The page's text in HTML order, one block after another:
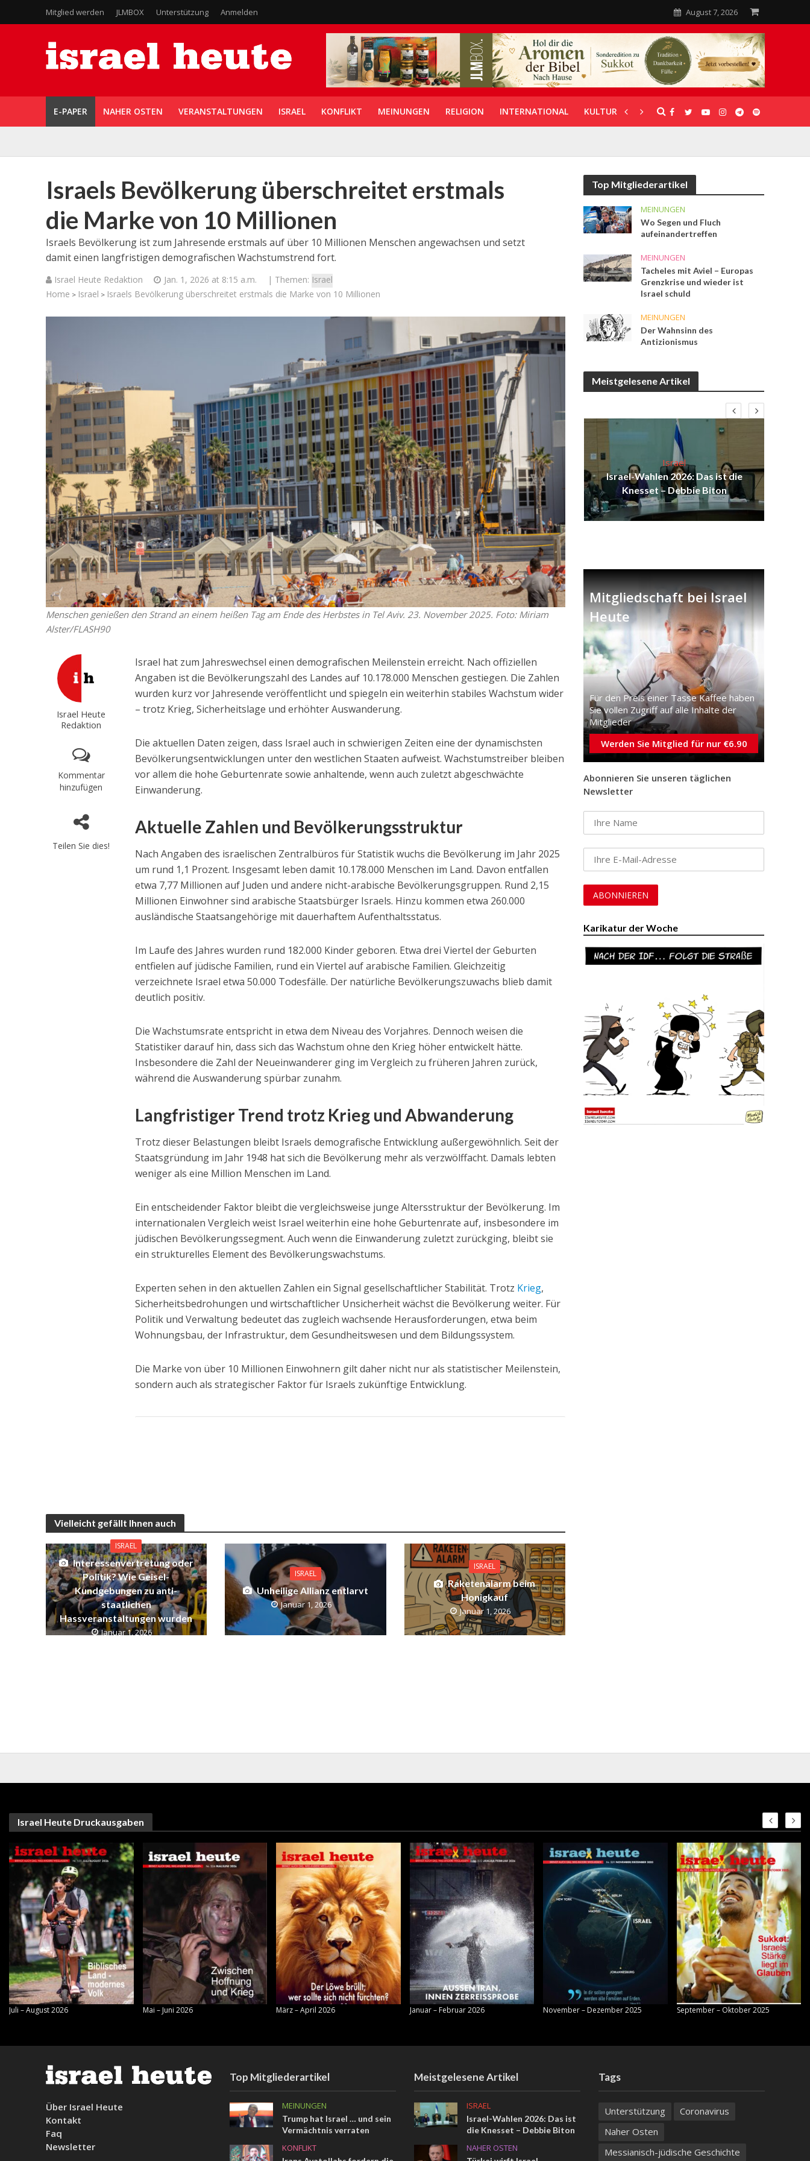
Mitglied werden JLMBOX Unterstützung Anmelden August 7, 2026
E-PAPER NAHER OSTEN VERANSTALTUNGEN ISRAEL KONFLIKT MEINUNGEN RELIGION INTERNATIONAL KULTUR UNTERSTÜTZUNG
Israels Bevölkerung überschreitet erstmals
die Marke von 10 Millionen
Israels Bevölkerung ist zum Jahresende erstmals auf über 10 Millionen Menschen angewachsen und setzt
damit einen langfristigen demografischen Wachstumstrend fort.
Israel Heute Redaktion Jan. 1, 2026 at 8:15 a.m. | Themen: Israel
Home > Israel > Israels Bevölkerung überschreitet erstmals die Marke von 10 Millionen
Menschen genießen den Strand an einem heißen Tag am Ende des Herbstes in Tel Aviv. 23. November 2025. Foto: Miriam
Alster/FLASH90
Israel Heute
Redaktion
Kommentar
hinzufügen
Teilen Sie dies!
Israel hat zum Jahreswechsel einen demografischen Meilenstein erreicht. Nach offiziellen
Angaben ist die Bevölkerungszahl des Landes auf 10.178.000 Menschen gestiegen. Die Zahlen
wurden kurz vor Jahresende veröffentlicht und spiegeln ein weiterhin stabiles Wachstum wider
– trotz Krieg, Sicherheitslage und erhöhter Auswanderung.
Die aktuellen Daten zeigen, dass Israel auch in schwierigen Zeiten eine der dynamischsten
Bevölkerungsentwicklungen unter den westlichen Staaten aufweist. Wachstumstreiber bleiben
vor allem die hohe Geburtenrate sowie anhaltende, wenn auch zuletzt abgeschwächte
Einwanderung.
Aktuelle Zahlen und Bevölkerungsstruktur
Nach Angaben des israelischen Zentralbüros für Statistik wuchs die Bevölkerung im Jahr 2025
um rund 1,1 Prozent. Insgesamt leben damit 10.178.000 Menschen im Land. Davon entfallen
etwa 7,77 Millionen auf Juden und andere nicht-arabische Bevölkerungsgruppen. Rund 2,15
Millionen Einwohner sind arabische Staatsbürger Israels. Hinzu kommen etwa 260.000
ausländische Staatsangehörige mit dauerhaftem Aufenthaltsstatus.
Im Laufe des Jahres wurden rund 182.000 Kinder geboren. Etwa drei Viertel der Geburten
entfielen auf jüdische Familien, rund ein Viertel auf arabische Familien. Gleichzeitig
verzeichnete Israel etwa 50.000 Todesfälle. Der natürliche Bevölkerungszuwachs blieb damit
deutlich positiv.
Die Wachstumsrate entspricht in etwa dem Niveau des Vorjahres. Dennoch weisen die
Statistiker darauf hin, dass sich das Wachstum ohne den Krieg höher entwickelt hätte.
Insbesondere die Zahl der Neueinwanderer ging im Vergleich zu früheren Jahren zurück,
während die Auswanderung spürbar zunahm.
Langfristiger Trend trotz Krieg und Abwanderung
Trotz dieser Belastungen bleibt Israels demografische Entwicklung außergewöhnlich. Seit der
Staatsgründung im Jahr 1948 hat sich die Bevölkerung mehr als verzwölffacht. Damals lebten
weniger als eine Million Menschen im Land.
Ein entscheidender Faktor bleibt die vergleichsweise junge Altersstruktur der Bevölkerung. Im
internationalen Vergleich weist Israel weiterhin eine hohe Geburtenrate auf, insbesondere im
jüdischen Bevölkerungssegment. Auch wenn die Einwanderung zuletzt zurückging, bleibt sie
ein strukturelles Element des Bevölkerungswachstums.
Experten sehen in den aktuellen Zahlen ein Signal gesellschaftlicher Stabilität. Trotz Krieg,
Sicherheitsbedrohungen und wirtschaftlicher Unsicherheit wächst die Bevölkerung weiter. Für
Politik und Verwaltung bedeutet das zugleich wachsende Herausforderungen, etwa beim
Wohnungsbau, der Infrastruktur, dem Gesundheitswesen und dem Bildungssystem.
Die Marke von über 10 Millionen Einwohnern gilt daher nicht nur als statistischer Meilenstein,
sondern auch als strategischer Faktor für Israels zukünftige Entwicklung.
Vielleicht gefällt Ihnen auch
ISRAEL
Interessenvertretung oder
Politik? Wie Geisel-
Kundgebungen zu anti-
staatlichen
Hassveranstaltungen wurden
Januar 1, 2026
ISRAEL
Unheilige Allianz entlarvt
Januar 1, 2026
ISRAEL
Raketenalarm beim
Honigkauf
Januar 1, 2026
Top Mitgliederartikel
MEINUNGEN
Wo Segen und Fluch
aufeinandertreffen
MEINUNGEN
Tacheles mit Aviel – Europas
Grenzkrise und wieder ist
Israel schuld
MEINUNGEN
Der Wahnsinn des
Antizionismus
Meistgelesene Artikel
Konflikt
Neue UNICEF-Daten stellen
Hungervorwürfe gegen Israel
infrage
Meinungen
Eine Alternative zur Zwei-
Staaten-Lösung
Israel
Israel-Wahlen 2026: Das ist die
Knesset – Debbie Biton
Mitgliedschaft bei Israel
Heute
Für den Preis einer Tasse Kaffee haben
Sie vollen Zugriff auf alle Inhalte der
Mitglieder
Werden Sie Mitglied für nur €6.90
Abonnieren Sie unseren täglichen
Newsletter
Karikatur der Woche
Israel Heute Druckausgaben
Juli – August 2026 Mai – Juni 2026 März – April 2026 Januar – Februar 2026 November – Dezember 2025 September – Oktober 2025
Über Israel Heute
Kontakt
Faq
Newsletter
Top Mitgliederartikel
MEINUNGEN
Trump hat Israel … und sein
Vermächtnis verraten
KONFLIKT
Meistgelesene Artikel
ISRAEL
Israel-Wahlen 2026: Das ist
die Knesset – Debbie Biton
NAHER OSTEN
Tags
Unterstützung
Coronavirus
Naher Osten
Messianisch-jüdische Geschichte